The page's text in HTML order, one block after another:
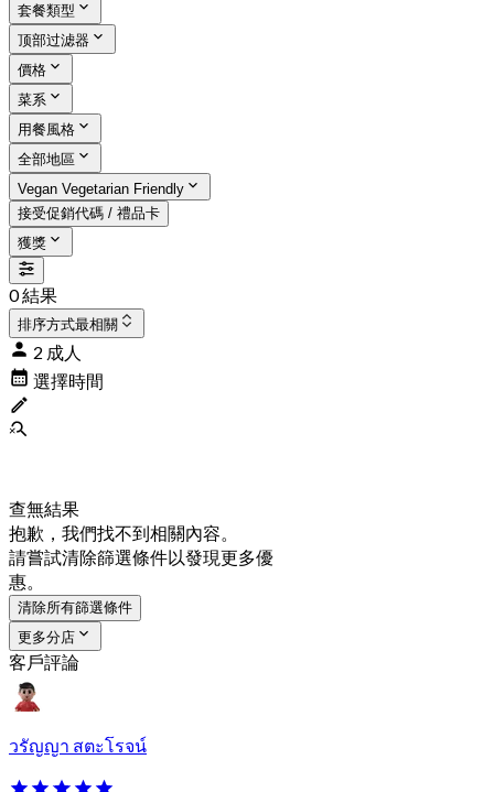
套餐類型
顶部过滤器
價格
菜系
用餐風格
全部地區
Vegan Vegetarian Friendly
接受促銷代碼 / 禮品卡
獲獎
0 結果
排序方式最相關
2 成人
選擇時間
查無結果
抱歉，我們找不到相關內容。
請嘗試清除篩選條件以發現更多優
惠。
清除所有篩選條件
更多分店
客戶評論
วรัญญา สตะโรจน์